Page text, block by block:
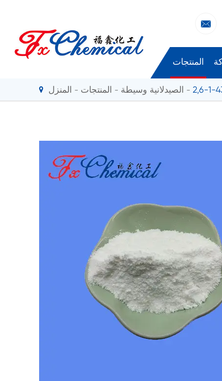

المنتجات
المنزل المنتجات الصيدلانية وسيطة